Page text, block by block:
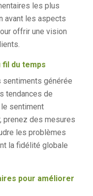
les plus
avant les aspects
offrir une vision
du temps
générée
tendances de
sentiment
prenez des mesures
les problèmes
la fidélité globale
pour améliorer